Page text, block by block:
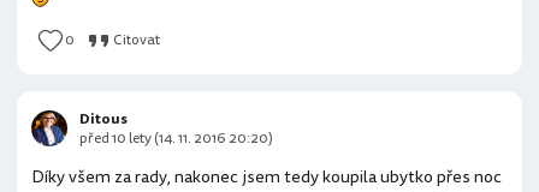
0 Citovat
Díky všem za rady, nakonec jsem tedy koupila ubytko přes noc
Ditous
před 10 lety (14. 11. 2016 20:20)